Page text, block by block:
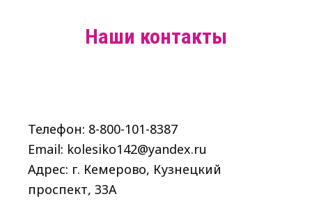
Наши контакты
Телефон: 8-800-101-8387
Email: kolesiko142@yandex.ru
Адрес: г. Кемерово, Кузнецкий
проспект, 33A